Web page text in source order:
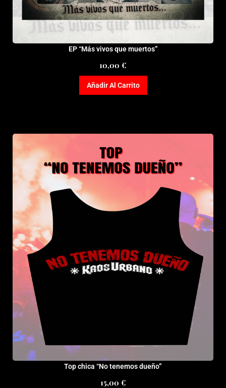
EP “Más vivos que muertos”
10,00 €
Añadir Al Carrito
Top chica “No tenemos dueño”
15,00 €
tiene
múltiples
variantes.
se
la
página